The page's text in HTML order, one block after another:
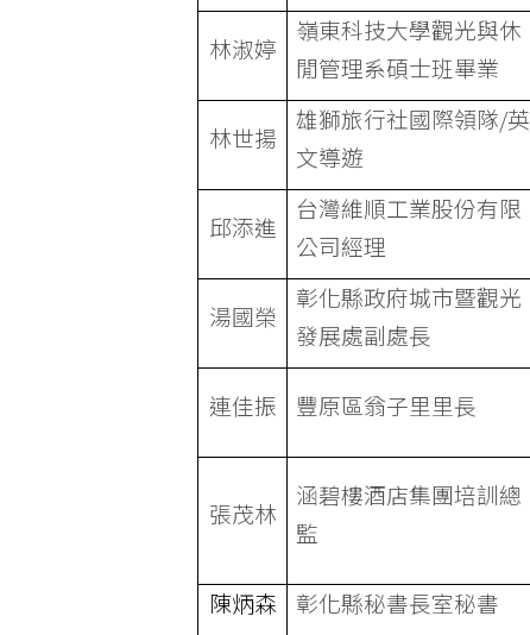
林淑婷
嶺東科技大學觀光與休
閒管理系碩士班畢業
林世揚
雄獅旅行社國際領隊/英
文導遊
邱添進
台灣維順工業股份有限
公司經理
湯國榮
彰化縣政府城市暨觀光
發展處副處長
連佳振 豐原區翁子里里長
張茂林
涵碧樓酒店集團培訓總
監
陳炳森
彰化縣秘書長室秘書